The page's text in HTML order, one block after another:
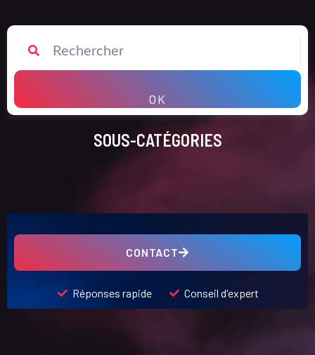
OK
SOUS-CATÉGORIES
CONTACT
Réponses rapide Conseil d'expert